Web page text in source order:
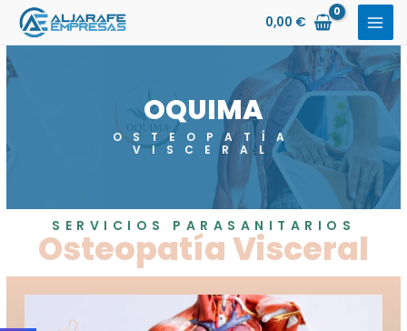
contenido
0,00 €
OQUIMA
OSTEOPATÍA
VISCERAL
SERVICIOS PARASANITARIOS
Osteopatía Visceral